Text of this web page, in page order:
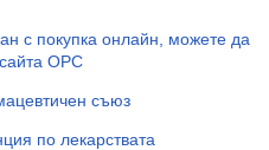
с покупка онлайн, можете да
ОРС
съюз
по лекарствата